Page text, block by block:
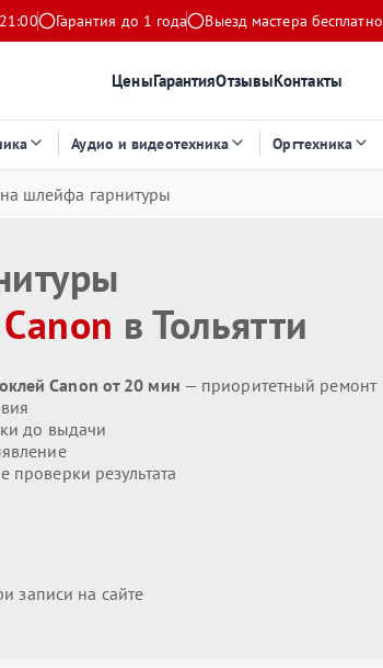
Гарантия до 1 года Выезд мастера бесплатно
ЦеныГарантияОтзывыКонтакты
Аудио и видеотехника Оргтехника
шлейфа гарнитуры
Canon в Тольятти
Canon от 20 мин — приоритетный ремонт
до выдачи
проверки результата
записи на сайте